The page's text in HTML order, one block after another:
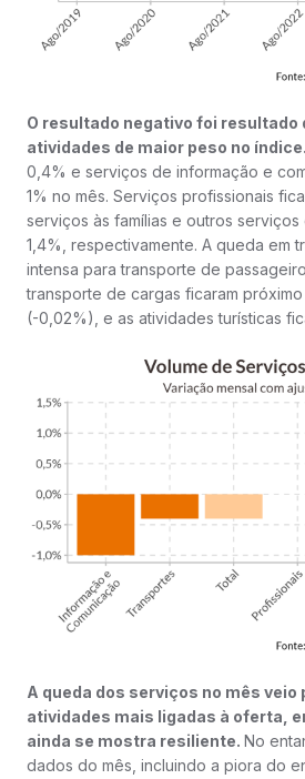
O resultado negativo foi resultado
atividades de maior peso no índice.
0,4% e serviços de informação e
1% no mês. Serviços profissionais
serviços às famílias e outros
1,4%, respectivamente. A queda em
intensa para transporte de
transporte de cargas ficaram
(-0,02%), e as atividades turísticas
A queda dos serviços no mês veio
atividades mais ligadas à oferta,
ainda se mostra resiliente. No
dados do mês, incluindo a piora do